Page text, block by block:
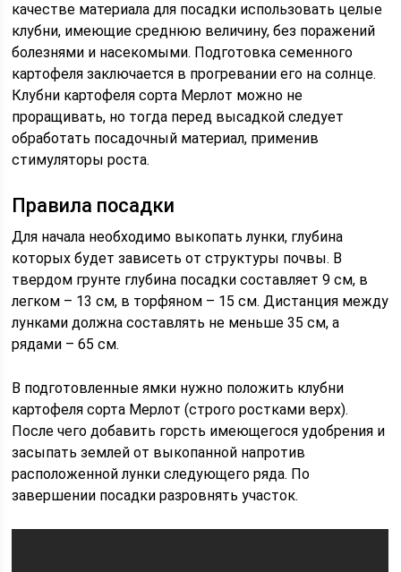
качестве материала для посадки использовать целые
клубни, имеющие среднюю величину, без поражений
болезнями и насекомыми. Подготовка семенного
картофеля заключается в прогревании его на солнце.
Клубни картофеля сорта Мерлот можно не
проращивать, но тогда перед высадкой следует
обработать посадочный материал, применив
стимуляторы роста.
Правила посадки
Для начала необходимо выкопать лунки, глубина
которых будет зависеть от структуры почвы. В
твердом грунте глубина посадки составляет 9 см, в
легком – 13 см, в торфяном – 15 см. Дистанция между
лунками должна составлять не меньше 35 см, а
рядами – 65 см.
В подготовленные ямки нужно положить клубни
картофеля сорта Мерлот (строго ростками верх).
После чего добавить горсть имеющегося удобрения и
засыпать землей от выкопанной напротив
расположенной лунки следующего ряда. По
завершении посадки разровнять участок.